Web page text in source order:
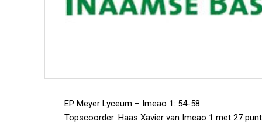
EP Meyer Lyceum – Imeao 1: 54-58
Topscoorder: Haas Xavier van Imeao 1 met 27